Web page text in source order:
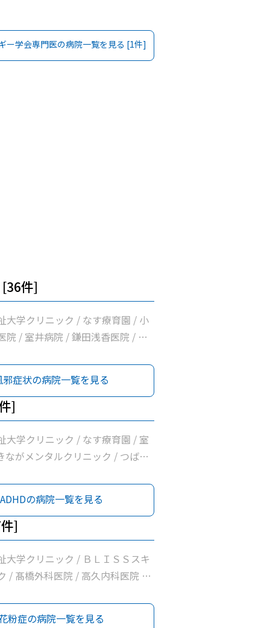
ー学会専門医の病院一覧を見る [1件]
件]
大学クリニック / なす療育園 / 小
院 / 室井病院 / 鎌田浅香医院 / あ
腸科クリニック / 木戸内科クリ
医院 / 赤羽医院 / 橋本内科クリニ
広志会齊藤内科医院 / 青柳医院
ク / 大田原中央クリニック / 髙
だいなリハビリクリニック / 那須
診療所 / 高久内科医院 / せいいか
社大田原事業所健康管理センター
保健所 / 那須赤十字病院 / つばさ
須 / ぽっぽクリニック / 高澤クリ
法人社団小沼内科胃腸科クリニッ
クリニック / 西那須野内科循環器
/ 阿久津整形外科 / はらクリニッ
那須医療センター / きくち内科ク
邪症状の病院一覧を見る
]
大学クリニック / なす療育園 / 室
ながメンタルクリニック / つばさ
ADHDの病院一覧を見る
]
大学クリニック / ＢＬＩＳＳスキ
/ 髙橋外科医院 / 高久内科医院 /
センター
粉症の病院一覧を見る